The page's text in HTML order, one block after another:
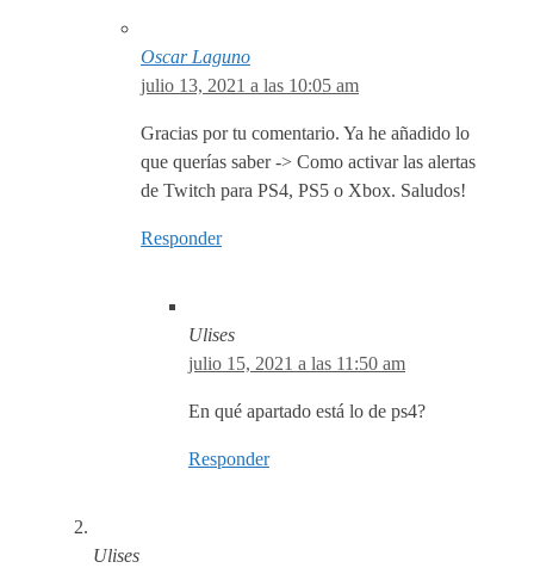
Oscar Laguno
julio 13, 2021 a las 10:05 am
Gracias por tu comentario. Ya he añadido lo
que querías saber -> Como activar las alertas
de Twitch para PS4, PS5 o Xbox. Saludos!
Responder
Ulises
julio 15, 2021 a las 11:50 am
En qué apartado está lo de ps4?
Responder
Ulises